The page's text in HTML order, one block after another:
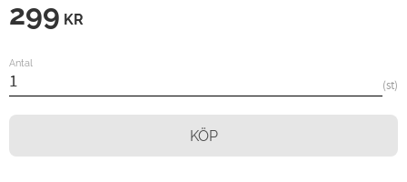
299 KR
Antal
st
KÖP